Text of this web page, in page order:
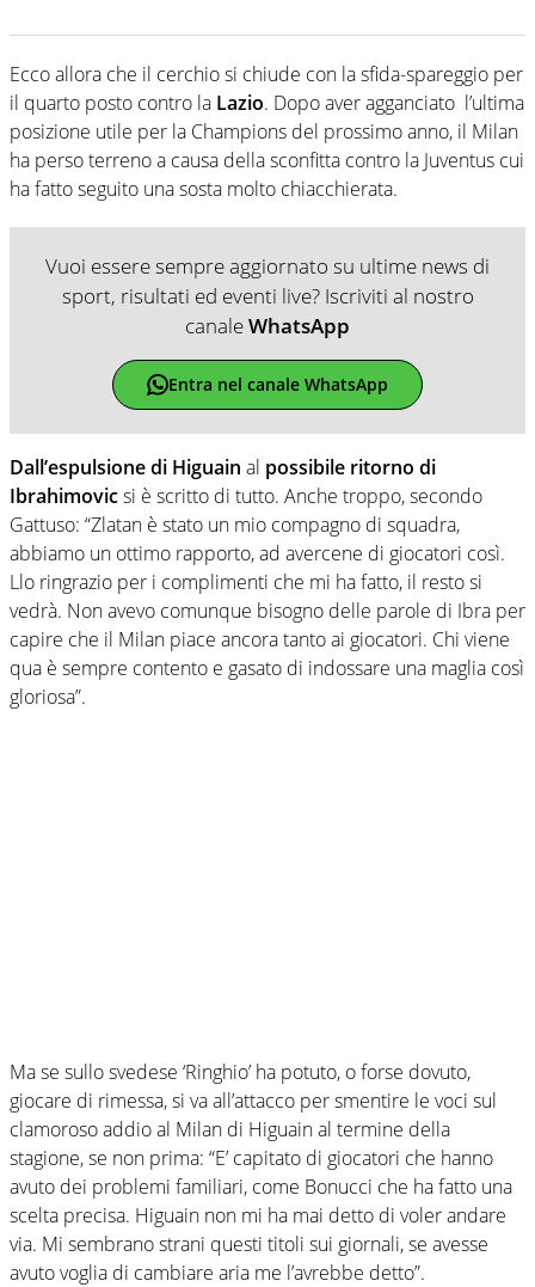
Ecco allora che il cerchio si chiude con la sfida-spareggio per
il quarto posto contro la Lazio. Dopo aver agganciato l’ultima
posizione utile per la Champions del prossimo anno, il Milan
ha perso terreno a causa della sconfitta contro la Juventus cui
ha fatto seguito una sosta molto chiacchierata.
Vuoi essere sempre aggiornato su ultime news di
sport, risultati ed eventi live? Iscriviti al nostro
canaleWhatsApp
Entra nel canale WhatsApp
Dall’espulsione di Higuain al possibile ritorno di
Ibrahimovicsi è scritto di tutto. Anche troppo, secondo
Gattuso: “Zlatan è stato un mio compagno di squadra,
abbiamo un ottimo rapporto, ad avercene di giocatori così.
Llo ringrazio per i complimenti che mi ha fatto, il resto si
vedrà. Non avevo comunque bisogno delle parole di Ibra per
capire che il Milan piace ancora tanto ai giocatori. Chi viene
qua è sempre contento e gasato di indossare una maglia così
gloriosa”.
Ma se sullo svedese ‘Ringhio’ ha potuto, o forse dovuto,
giocare di rimessa, si va all’attacco per smentire le voci sul
clamoroso addio al Milan di Higuain al termine della
stagione, se non prima: “E’ capitato di giocatori che hanno
avuto dei problemi familiari, come Bonucci che ha fatto una
scelta precisa. Higuain non mi ha mai detto di voler andare
via. Mi sembrano strani questi titoli sui giornali, se avesse
avuto voglia di cambiare aria me l’avrebbe detto”.